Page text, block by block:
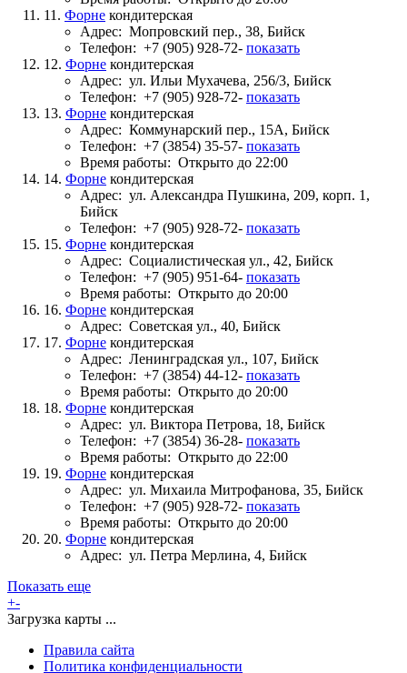
11. Форне кондитерская
Адрес: Мопровский пер., 38, Бийск
Телефон: +7 (905) 928-72- показать
12. Форне кондитерская
Адрес: ул. Ильи Мухачева, 256/3, Бийск
Телефон: +7 (905) 928-72- показать
13. Форне кондитерская
Адрес: Коммунарский пер., 15А, Бийск
Телефон: +7 (3854) 35-57- показать
Время работы: Открыто до 22:00
14. Форне кондитерская
Адрес: ул. Александра Пушкина, 209, корп. 1,
Бийск
Телефон: +7 (905) 928-72- показать
15. Форне кондитерская
Адрес: Социалистическая ул., 42, Бийск
Телефон: +7 (905) 951-64- показать
Время работы: Открыто до 20:00
16. Форне кондитерская
Адрес: Советская ул., 40, Бийск
17. Форне кондитерская
Адрес: Ленинградская ул., 107, Бийск
Телефон: +7 (3854) 44-12- показать
Время работы: Открыто до 20:00
18. Форне кондитерская
Адрес: ул. Виктора Петрова, 18, Бийск
Телефон: +7 (3854) 36-28- показать
Время работы: Открыто до 22:00
19. Форне кондитерская
Адрес: ул. Михаила Митрофанова, 35, Бийск
Телефон: +7 (905) 928-72- показать
Время работы: Открыто до 20:00
20. Форне кондитерская
Адрес: ул. Петра Мерлина, 4, Бийск
Показать еще
+-
Загрузка карты ...
Правила сайта
Политика конфиденциальности